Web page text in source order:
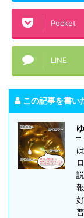
Pocket
LINE
この記事を書い